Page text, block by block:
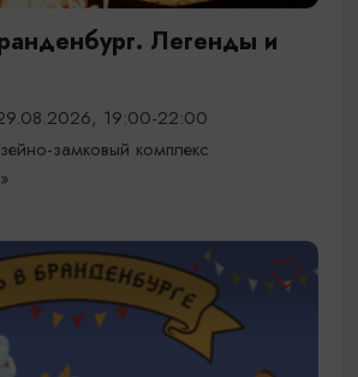
Легенды и
19:00-22:00
замковый комплекс